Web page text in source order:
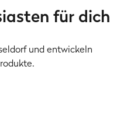
für dich
und entwickeln